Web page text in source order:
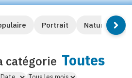
Portrait Nature et
catégorie Toutes